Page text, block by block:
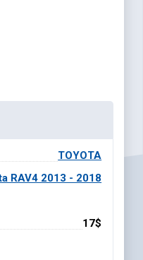
TOYOTA
RAV4 2013 - 2018
17$